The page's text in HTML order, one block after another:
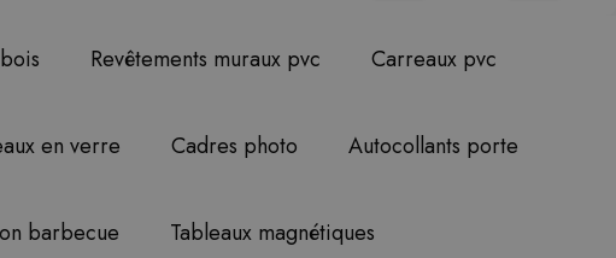
Revêtements muraux pvc Carreaux pvc
en verre Cadres photo Autocollants porte
barbecue Tableaux magnétiques